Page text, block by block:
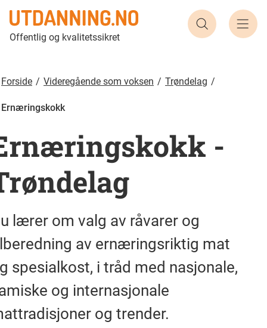
Offentlig og kvalitetssikret
Søk etter
Forside Videregående som voksen Trøndelag
Ernæringskokk
-
lærer om valg av råvarer og
av ernæringsriktig mat
spesialkost, i tråd med nasjonale,
og internasjonale
og trender.